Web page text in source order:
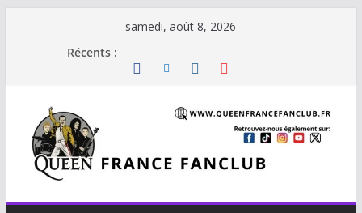
samedi, août 8, 2026
Récents :